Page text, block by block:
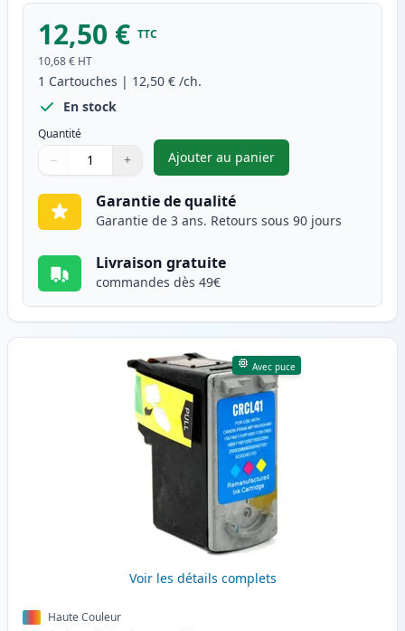
12,50 € TTC
10,68 € HT
1 Cartouches | 12,50 € /ch.
En stock
Quantité
Quantité
Utilisez les boutons pour ajuster
− +
Quantité
Ajouter au panier
,Canon PG-40 cartouche
Garantie de qualité
Garantie de 3 ans. Retours sous 90 jours
Livraison gratuite
commandes dès 49€
Avec puce
Voir les détails complets
Haute Couleur